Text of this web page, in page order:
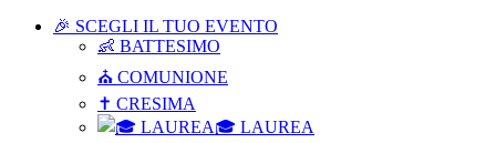
🎉 SCEGLI IL TUO EVENTO
👶 BATTESIMO
⛪ COMUNIONE
✝ CRESIMA
🎓 LAUREA